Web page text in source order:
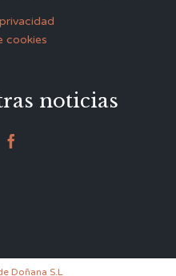
cookies
noticias

Doñana S.L